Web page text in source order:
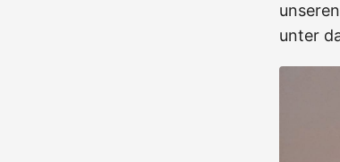
unter